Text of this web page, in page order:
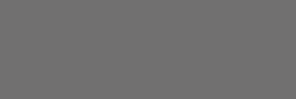
変えながら撮